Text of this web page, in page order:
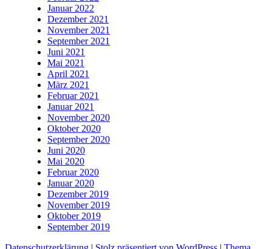
Januar 2022
Dezember 2021
November 2021
September 2021
Juni 2021
Mai 2021
April 2021
März 2021
Februar 2021
Januar 2021
November 2020
Oktober 2020
September 2020
Juni 2020
Mai 2020
Februar 2020
Januar 2020
Dezember 2019
November 2019
Oktober 2019
September 2019